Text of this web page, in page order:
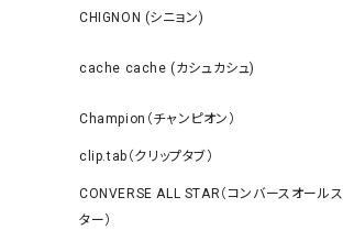
CHIGNON (シニョン)
cache cache (カシュカシュ)
Champion（チャンピオン）
clip.tab（クリップタブ）
CONVERSE ALL STAR（コンバースオールス
ター）